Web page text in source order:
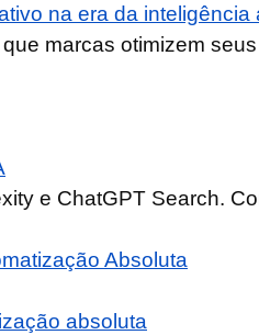
na era da inteligência
marcas otimizem
e ChatGPT Search.
absoluta